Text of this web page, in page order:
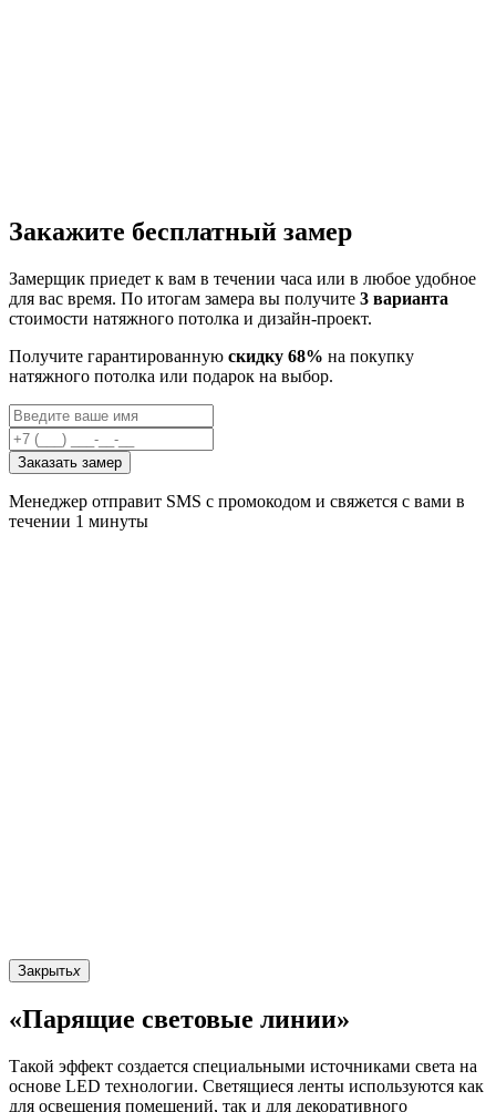
Закажите бесплатный замер
Замерщик приедет к вам в течении часа или в любое удобное
для вас время. По итогам замера вы получите 3 варианта
стоимости натяжного потолка и дизайн-проект.
Получите гарантированную скидку 68% на покупку
натяжного потолка или подарок на выбор.
Заказать замер
Менеджер отправит SMS с промокодом и свяжется с вами в
течении 1 минуты
Закрытьx
«Парящие световые линии»
Такой эффект создается специальными источниками света на
основе LED технологии. Светящиеся ленты используются как
для освещения помещений, так и для декоративного